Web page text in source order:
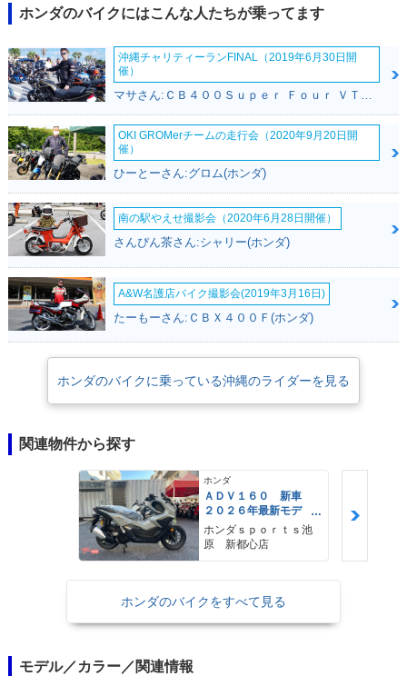
リングを採用。翌93年に小変更を受けたのち、生産を終了した。モンキー
派生モデルには、モンキーR（1987年）とモンキーRT（1988年）が存在
したが、カラーチェンジや仕様変更を受けたのは、モンキーバハのみだっ
た。
ホンダのバイクにはこんな人たちが乗ってます
沖縄チャリティーランFINAL（2019年6月30日開
催）
OKI GROMerチームの走行会（2020年9月20日開
催）
ひーとーさん:グロム(ホンダ)
南の駅やえせ撮影会（2020年6月28日開催）
さんぴん茶さん:シャリー(ホンダ)
A&W名護店バイク撮影会(2019年3月16日)
たーもーさん:ＣＢＸ４００Ｆ(ホンダ)
ホンダのバイクに乗っている沖縄のライダーを見る
関連物件から探す
ホンダ
ＡＤＶ１６０ 新車
２０２６年最新モデ
ル パールスモーキー
グレー スマートキ
ー ２９Ｌメットイ
ホンダｓｐｏｒｔｓ池
原 新都心店
ホンダのバイクをすべて見る
モデル／カラー／関連情報